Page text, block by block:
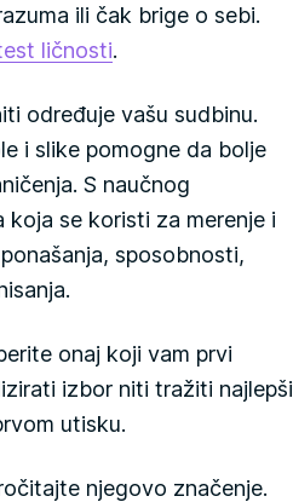
ili čak brige o sebi.
ličnosti.
određuje vašu sudbinu.
i slike pomogne da bolje
S naučnog
se koristi za merenje i
sposobnosti,
onaj koji vam prvi
izbor niti tražiti najlepši
utisku.
njegovo značenje.